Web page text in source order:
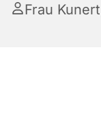
Frau